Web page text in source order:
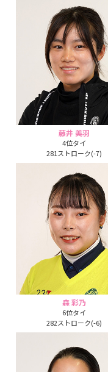
藤井 美羽
4位タイ
281ストローク(-7)
森 彩乃
6位タイ
282ストローク(-6)